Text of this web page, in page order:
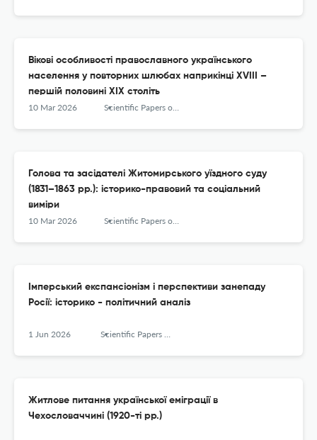
Вікові особливості православного українського
населення у повторних шлюбах наприкінці XVIII –
першій половині ХІХ століть
10 Mar 2026 Scientific Papers of the Vinnytsia Mykhailo Kotsyiubynskyi State Pedagogical University Series History
Голова та засідателі Житомирського уїздного суду
(1831–1863 рр.): історико-правовий та соціальний
виміри
10 Mar 2026 Scientific Papers of the Vinnytsia Mykhailo Kotsyiubynskyi State Pedagogical University Series History
Імперський експансіонізм і перспективи занепаду
Росії: історико - політичний аналіз
1 Jun 2026 Scientific Papers of the Vinnytsia Mykhailo Kotsyiubynskyi State Pedagogical University Series History
Житлове питання української еміграції в
Чехословаччині (1920-ті рр.)